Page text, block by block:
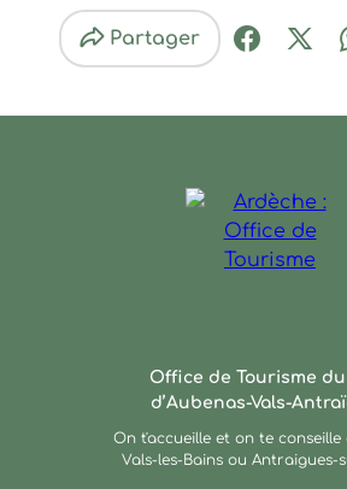
Partager
Partager
Office de Tourisme du
d’Aubenas-Vals-
On t'accueille et on te conseille
Vals-les-Bains ou Antraigues-